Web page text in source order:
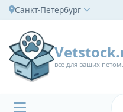
Санкт-Петербург
все для ваших